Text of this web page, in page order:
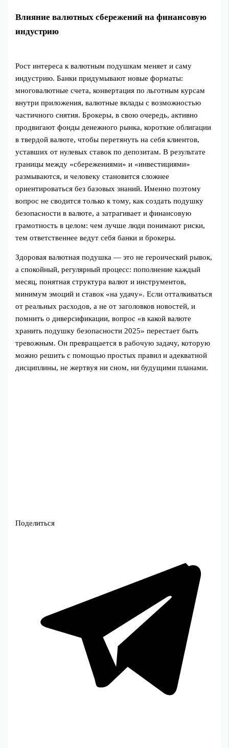
Влияние валютных сбережений на финансовую
индустрию
Рост интереса к валютным подушкам меняет и саму
индустрию. Банки придумывают новые форматы:
многовалютные счета, конвертация по льготным курсам
внутри приложения, валютные вклады с возможностью
частичного снятия. Брокеры, в свою очередь, активно
продвигают фонды денежного рынка, короткие облигации
в твердой валюте, чтобы перетянуть на себя клиентов,
уставших от нулевых ставок по депозитам. В результате
границы между «сбережениями» и «инвестициями»
размываются, и человеку становится сложнее
ориентироваться без базовых знаний. Именно поэтому
вопрос не сводится только к тому, как создать подушку
безопасности в валюте, а затрагивает и финансовую
грамотность в целом: чем лучше люди понимают риски,
тем ответственнее ведут себя банки и брокеры.
Здоровая валютная подушка — это не героический рывок,
а спокойный, регулярный процесс: пополнение каждый
месяц, понятная структура валют и инструментов,
минимум эмоций и ставок «на удачу». Если отталкиваться
от реальных расходов, а не от заголовков новостей, и
помнить о диверсификации, вопрос «в какой валюте
хранить подушку безопасности 2025» перестает быть
тревожным. Он превращается в рабочую задачу, которую
можно решить с помощью простых правил и адекватной
дисциплины, не жертвуя ни сном, ни будущими планами.
Поделиться